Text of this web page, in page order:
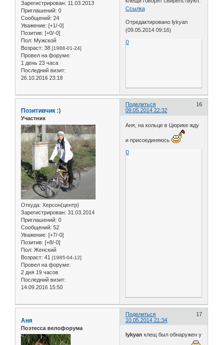
Зарегистрирован: 11.03.2013
Приглашений: 0
Сообщений: 24
Уважение: [+1/-0]
Позитив: [+0/-0]
Пол: Мужской
Возраст: 38 [1988-01-24]
Провел на форуме:
1 день 23 часа
Последний визит:
26.10.2016 23:18
Ссылка
Отредактировано lykyan
(09.05.2014 09:16)
0
Поделиться
16
09.05.2014 22:32
Позитивчик :)
Участник
Откуда: Херсон(центр)
Зарегистрирован: 31.03.2014
Приглашений: 0
Сообщений: 52
Уважение: [+7/-0]
Позитив: [+8/-0]
Пол: Женский
Возраст: 41 [1985-04-12]
Провел на форуме:
2 дня 19 часов
Последний визит:
14.09.2016 15:50
Аня, на кольце в Цюрике жду
и присоединяюсь
0
Поделиться
17
10.05.2014 21:34
Аня
Поэтесса велофорума
lykyan клещ был обнаружен у